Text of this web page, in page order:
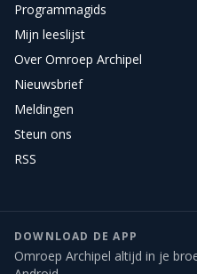
Programmagids
Mijn leeslijst
Over Omroep Archipel
Nieuwsbrief
Meldingen
Steun ons
RSS
DOWNLOAD DE APP
Omroep Archipel altijd in je